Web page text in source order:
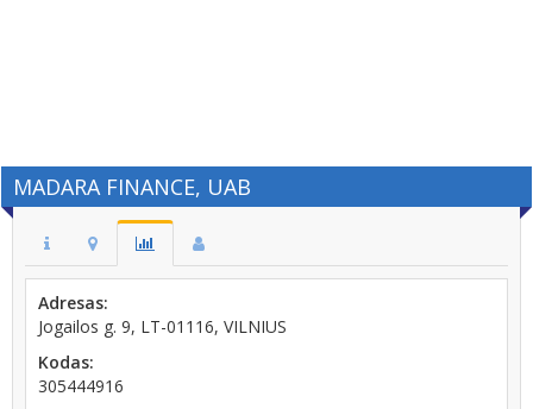
MADARA FINANCE, UAB
Adresas:
Jogailos g. 9, LT-01116, VILNIUS
Kodas:
305444916